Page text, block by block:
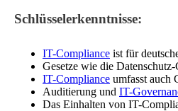
Schlüsselerkenntnisse:
IT-Compliance ist für
Gesetze wie die
IT-Compliance umfasst auch
Auditierung und IT-
Das Einhalten von IT-